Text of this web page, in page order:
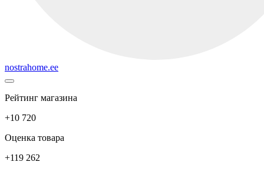
nostrahome.ee
Рейтинг магазина
+10 720
Оценка товара
+119 262